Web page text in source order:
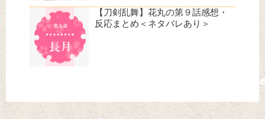
【刀剣乱舞】花丸の第９話感想・
反応まとめ＜ネタバレあり＞